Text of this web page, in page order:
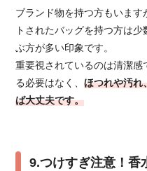
ブランド物を持つ方もいま
トされたバッグを持つ方は少
ぶ方が多い印象です。
重要視されているのは清潔
る必要はなく、ほつれや汚れ
ば大丈夫です。
9.つけすぎ注意！香